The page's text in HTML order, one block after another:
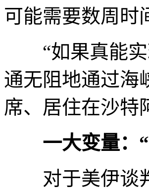
可能需要数周时
“如果真能实
通无阻地通过海
席、居住在沙特
一大变量：
对于美伊谈判